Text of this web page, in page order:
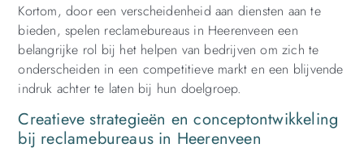
Kortom, door een verscheidenheid aan diensten aan te
bieden, spelen reclamebureaus in Heerenveen een
belangrijke rol bij het helpen van bedrijven om zich te
onderscheiden in een competitieve markt en een blijvende
indruk achter te laten bij hun doelgroep.
Creatieve strategieën en conceptontwikkeling
bij reclamebureaus in Heerenveen